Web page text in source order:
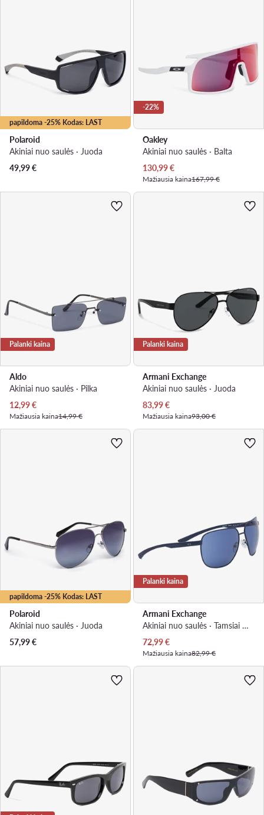
papildoma -25% Kodas: LAST
Polaroid
Akiniai nuo saulės · Juoda
49,99€
-22%
Oakley
Akiniai nuo saulės · Balta
Dabartinė kaina
130,99€
Mažiausia kaina167,99 €
Palanki kaina
Aldo
Akiniai nuo saulės · Pilka
Dabartinė kaina
12,99€
Mažiausia kaina14,99 €
Palanki kaina
Armani Exchange
Akiniai nuo saulės · Juoda
Dabartinė kaina
83,99€
Mažiausia kaina93,00 €
papildoma -25% Kodas: LAST
Polaroid
Akiniai nuo saulės · Juoda
57,99€
Palanki kaina
Armani Exchange
Akiniai nuo saulės · Tamsiai mėlyna
Dabartinė kaina
72,99€
Mažiausia kaina82,99 €